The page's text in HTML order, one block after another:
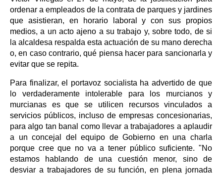
ordenar a empleados de la contrata de parques y jardines
que asistieran, en horario laboral y con sus propios
medios, a un acto ajeno a su trabajo y, sobre todo, de si
la alcaldesa respalda esta actuación de su mano derecha
o, en caso contrario, qué piensa hacer para sancionarla y
evitar que se repita.
Para finalizar, el portavoz socialista ha advertido de que
lo verdaderamente intolerable para los murcianos y
murcianas es que se utilicen recursos vinculados a
servicios públicos, incluso de empresas concesionarias,
para algo tan banal como llevar a trabajadores a aplaudir
a un concejal del equipo de Gobierno en una charla
porque cree que no va a tener público suficiente. "No
estamos hablando de una cuestión menor, sino de
desviar a trabajadores de su función, en plena jornada